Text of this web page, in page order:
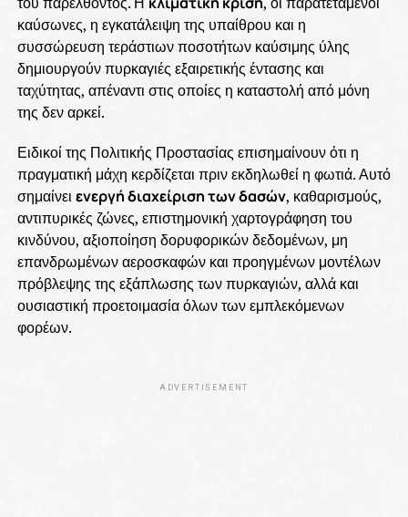
καύσωνες, η εγκατάλειψη της υπαίθρου και η
συσσώρευση τεράστιων ποσοτήτων καύσιμης ύλης
δημιουργούν πυρκαγιές εξαιρετικής έντασης και
ταχύτητας, απέναντι στις οποίες η καταστολή από μόνη
της δεν αρκεί.
Ειδικοί της Πολιτικής Προστασίας επισημαίνουν ότι η
πραγματική μάχη κερδίζεται πριν εκδηλωθεί η φωτιά. Αυτό
σημαίνει ενεργή διαχείριση των δασών, καθαρισμούς,
αντιπυρικές ζώνες, επιστημονική χαρτογράφηση του
κινδύνου, αξιοποίηση δορυφορικών δεδομένων, μη
επανδρωμένων αεροσκαφών και προηγμένων μοντέλων
πρόβλεψης της εξάπλωσης των πυρκαγιών, αλλά και
ουσιαστική προετοιμασία όλων των εμπλεκόμενων
φορέων.
ADVERTISEMENT